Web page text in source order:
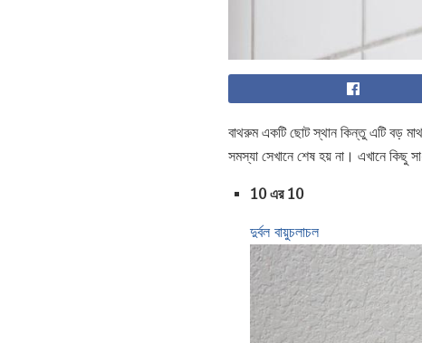
বাথরুম একটি ছোট স্থান কিন্তু এটি বড়
সমস্যা সেখানে শেষ হয় না। এখানে কিছু
10 এর 10
দুর্বল বায়ুচলাচল